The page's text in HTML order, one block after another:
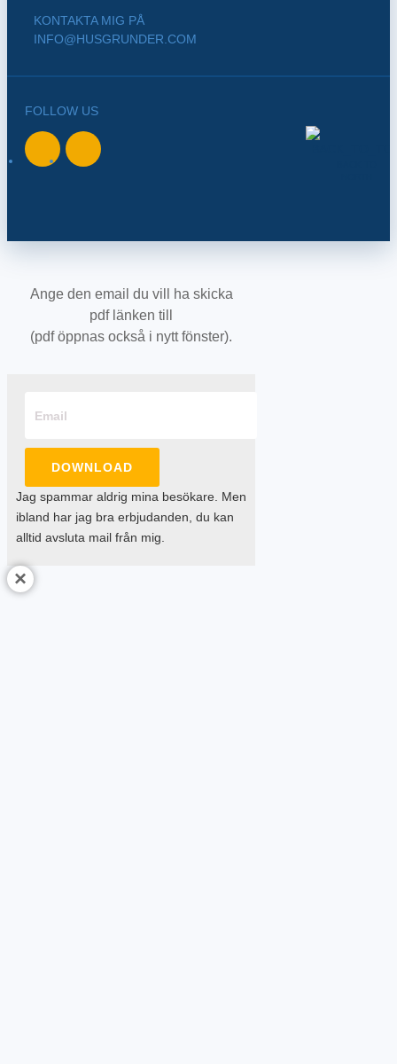
KONTAKTA MIG PÅ
INFO@HUSGRUNDER.COM
FOLLOW US
Ange den email du vill ha skicka
pdf länken till
(pdf öppnas också i nytt fönster).
DOWNLOAD
Jag spammar aldrig mina besökare. Men
ibland har jag bra erbjudanden, du kan
alltid avsluta mail från mig.
×